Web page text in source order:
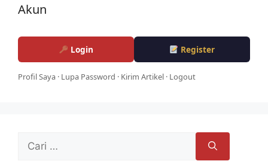
Akun
Login Register
Profil Saya · Lupa Password · Kirim Artikel · Logout
untuk: